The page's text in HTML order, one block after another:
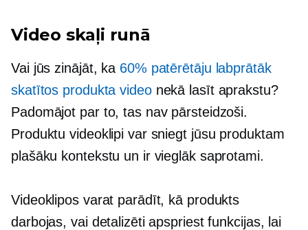
Video skaļi runā
Vai jūs zinājāt, ka 60% patērētāju labprātāk
skatītos produkta videonekā lasīt aprakstu?
Padomājot par to, tas nav pārsteidzoši.
Produktu videoklipi var sniegt jūsu produktam
plašāku kontekstu un ir vieglāk saprotami.
Videoklipos varat parādīt, kā produkts
darbojas, vai detalizēti apspriest funkcijas, lai